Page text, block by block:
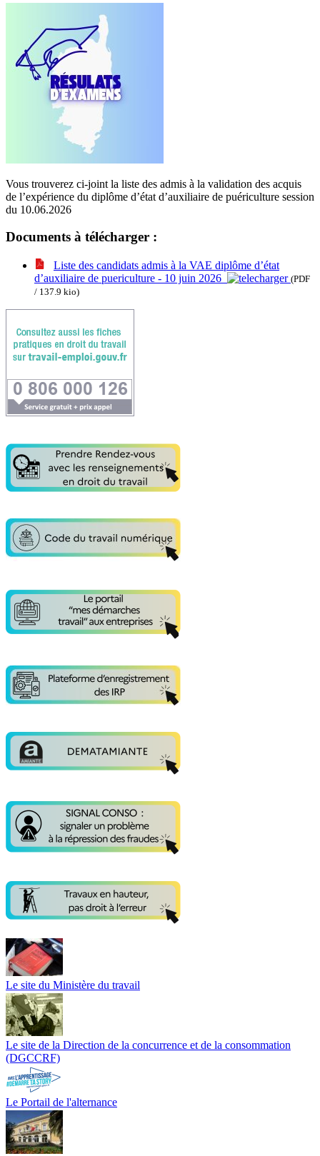
Vous trouverez ci-joint la liste des admis à la validation des acquis
de l’expérience du diplôme d’état d’auxiliaire de puériculture session
du 10.06.2026
Documents à télécharger :
Liste des candidats admis à la VAE diplôme d’état
d’auxiliaire de puericulture - 10 juin 2026
(PDF
/ 137.9 kio)
Le site du Ministère du travail
Le site de la Direction de la concurrence et de la consommation
(DGCCRF)
Le Portail de l'alternance